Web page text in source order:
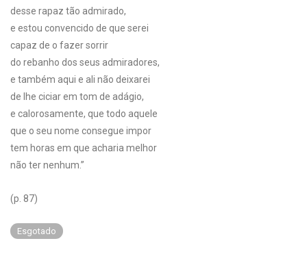
desse rapaz tão admirado,
e estou convencido de que serei
capaz de o fazer sorrir
do rebanho dos seus admiradores,
e também aqui e ali não deixarei
de lhe ciciar em tom de adágio,
e calorosamente, que todo aquele
que o seu nome consegue impor
tem horas em que acharia melhor
não ter nenhum.”
(p. 87)
Esgotado